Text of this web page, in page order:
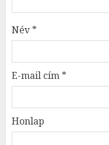
Név*
E-mail cím *
Honlap